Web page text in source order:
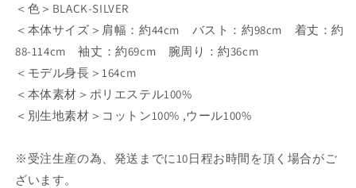
＜色＞BLACK-SILVER
＜本体サイズ＞肩幅：約44cm バスト：約98cm 着丈：約
88-114cm 袖丈：約69cm 腕周り：約36cm
＜モデル身長＞164cm
＜本体素材＞ポリエステル100%
＜別生地素材＞ コットン100% ,ウール100%
※受注生産の為、発送までに10日程お時間を頂く場合がご
ざいます。